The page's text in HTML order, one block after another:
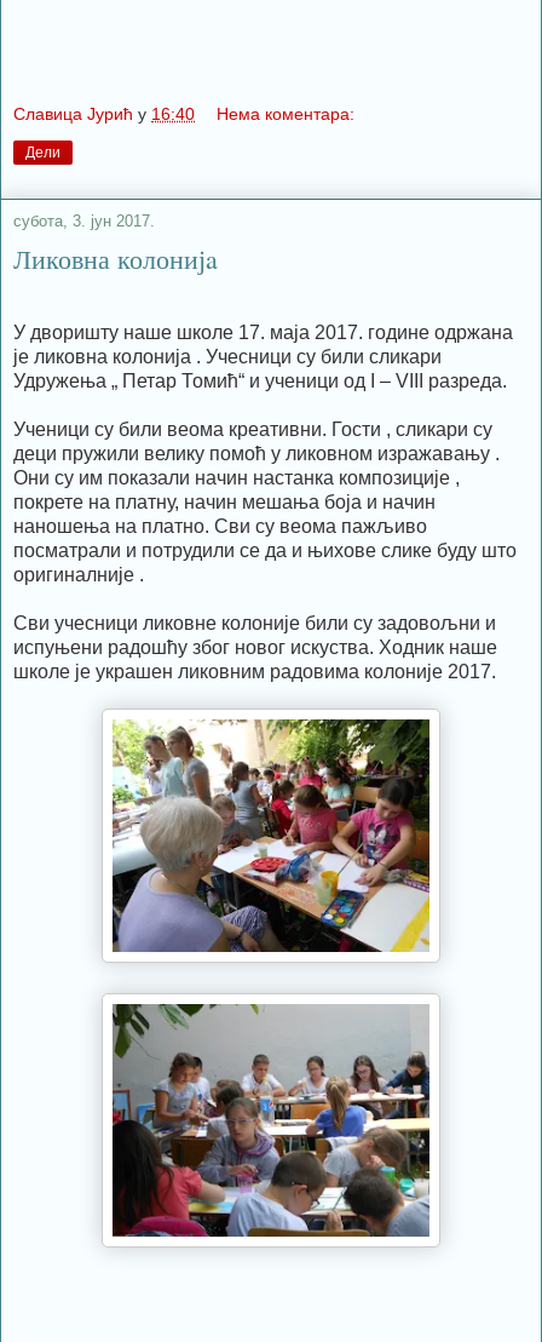
Славица Јурић у 16:40 Нема коментара:
Дели
субота, 3. јун 2017.
Ликовна колонијa
У дворишту наше школе 17. маја 2017. године одржана
је ликовна колонија . Учесници су били сликари
Удружења „ Петар Томић“ и ученици од I – VIII разреда.
Ученици су били веома креативни. Гости , сликари су
деци пружили велику помоћ у ликовном изражавању .
Они су им показали начин настанка композиције ,
покрете на платну, начин мешања боја и начин
наношења на платно. Сви су веома пажљиво
посматрали и потрудили се да и њихове слике буду што
оригиналније .
Сви учесници ликовне колоније били су задовољни и
испуњени радошћу због новог искуства. Ходник наше
школе је украшен ликовним радовима колоније 2017.